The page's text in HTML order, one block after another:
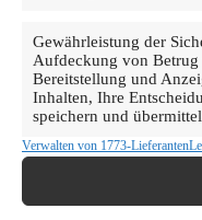
Gewährleistung der
Aufdeckung von Betrug
Bereitstellung und
Inhalten, Ihre
speichern und
Verwalten von 1773-Lieferanten